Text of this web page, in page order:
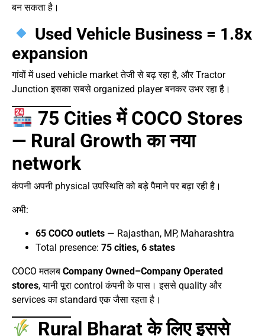
बन सकता है।
Used Vehicle Business = 1.8x
expansion
गांवों में used vehicle market तेजी से बढ़ रहा है, और Tractor
Junction इसका सबसे organized player बनकर उभर रहा है।
75 Cities में COCO Stores
— Rural Growth का नया
network
कंपनी अपनी physical उपस्थिति को बड़े पैमाने पर बढ़ा रही है।
अभी:
65 COCO outlets — Rajasthan, MP, Maharashtra
Total presence: 75 cities, 6 states
COCO मतलब Company Owned–Company Operated
stores, यानी पूरा control कंपनी के पास। इससे quality और
services का standard एक जैसा रहता है।
Rural Bharat के लिए इससे